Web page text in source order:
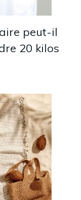
peut-il
20 kilos